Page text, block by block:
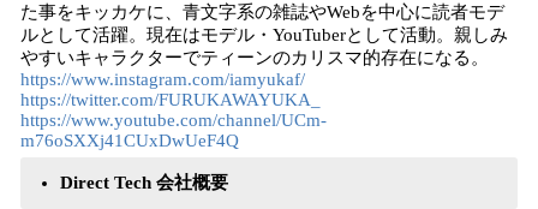
た事をキッカケに、青文字系の雑誌やWebを中心に読者モデ
ルとして活躍。現在はモデル・YouTuberとして活動。親しみ
やすいキャラクターでティーンのカリスマ的存在になる。
https://www.instagram.com/iamyukaf/
https://twitter.com/FURUKAWAYUKA_
https://www.youtube.com/channel/UCm-
m76oSXXj41CUxDwUeF4Q
Direct Tech 会社概要